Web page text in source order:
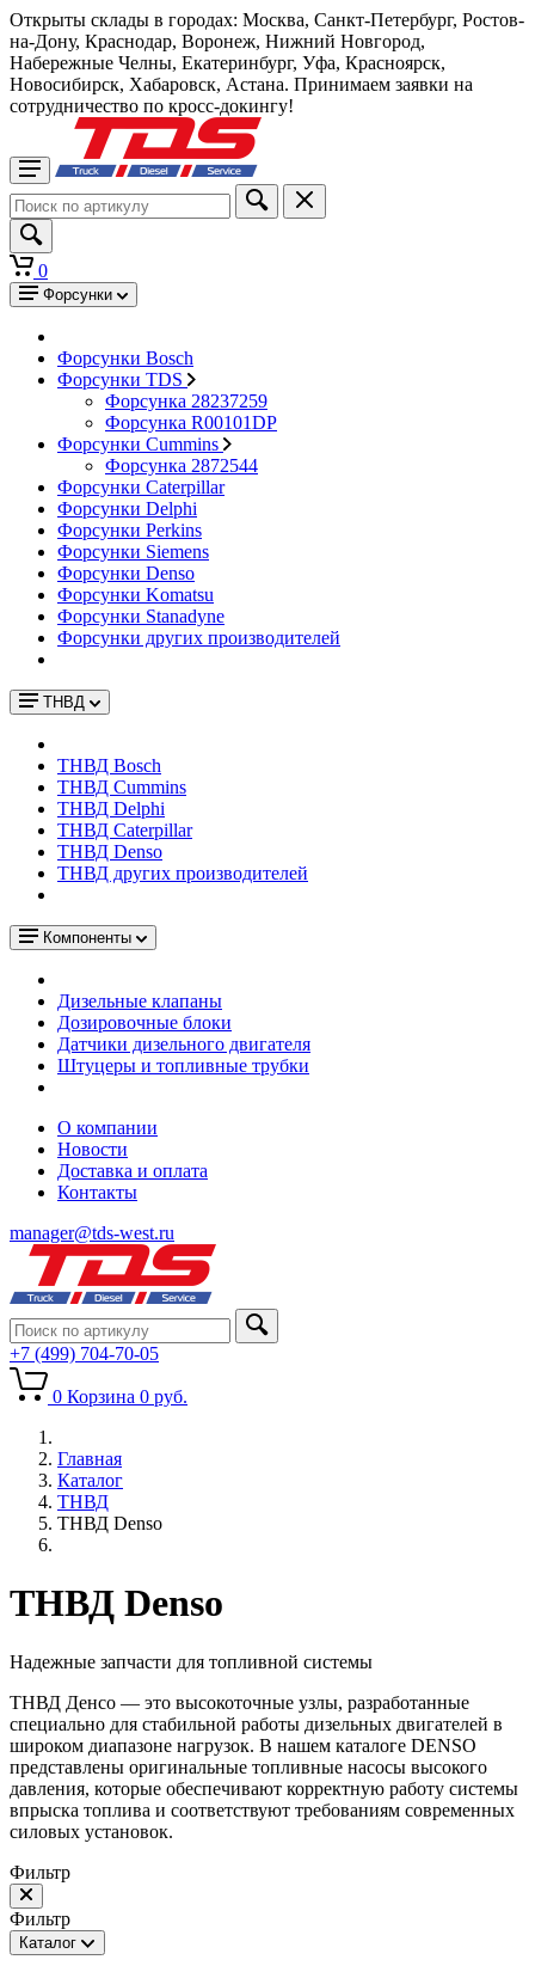
Открыты склады в городах: Москва, Санкт-Петербург, Ростов-
на-Дону, Краснодар, Воронеж, Нижний Новгород,
Набережные Челны, Екатеринбург, Уфа, Красноярск,
Новосибирск, Хабаровск, Астана. Принимаем заявки на
сотрудничество по кросс-докингу!
0
Форсунки
Форсунки Bosch
Форсунки TDS
Форсунка 28237259
Форсунка R00101DP
Форсунки Cummins
Форсунка 2872544
Форсунки Caterpillar
Форсунки Delphi
Форсунки Perkins
Форсунки Siemens
Форсунки Denso
Форсунки Komatsu
Форсунки Stanadyne
Форсунки других производителей
ТНВД
ТНВД Bosch
ТНВД Cummins
ТНВД Delphi
ТНВД Caterpillar
ТНВД Denso
ТНВД других производителей
Компоненты
Дизельные клапаны
Дозировочные блоки
Датчики дизельного двигателя
Штуцеры и топливные трубки
О компании
Новости
Доставка и оплата
Контакты
manager@tds-west.ru
+7 (499) 704-70-05
0 Корзина 0 руб.
Главная
Каталог
ТНВД
ТНВД Denso
ТНВД Denso
Надежные запчасти для топливной системы
ТНВД Денсо — это высокоточные узлы, разработанные
специально для стабильной работы дизельных двигателей в
широком диапазоне нагрузок. В нашем каталоге DENSO
представлены оригинальные топливные насосы высокого
давления, которые обеспечивают корректную работу системы
впрыска топлива и соответствуют требованиям современных
силовых установок.
Фильтр
Фильтр
Каталог